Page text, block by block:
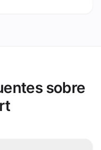
sobre